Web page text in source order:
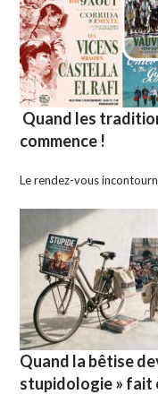
Quand les
commence !
Le rendez-vous
Quand la bêtise
stupidologie » fait